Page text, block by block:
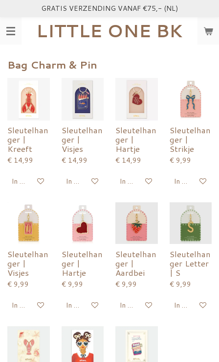
naar
LITTLE ONE BK
GRATIS VERZENDING VANAF €75,- (NL)
Bag Charm & Pin
Sleutelhan
ger |
Kreeft
€ 14,99
In winkelwagen
Sleutelhan
ger |
Visjes
€ 14,99
In winkelwagen
Sleutelhan
ger |
Hartje
€ 14,99
In winkelwagen
Sleutelhan
ger |
Strikje
€ 9,99
In
Sleutelhan
ger |
Visjes
€ 9,99
In winkelwagen
Sleutelhan
ger |
Hartje
€ 9,99
In winkelwagen
Sleutelhan
ger |
Aardbei
€ 9,99
In winkelwagen
Sleutelhan
ger Letter
| S
€ 9,99
In